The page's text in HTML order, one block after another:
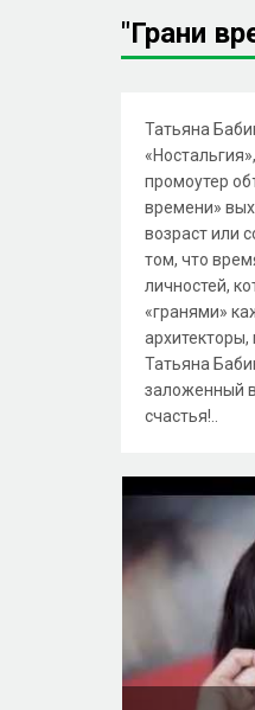
"Грани
Татьяна
промоутер
времени»
возраст или
том, что
личностей,
«гранями»
Татьяна
заложенный
счастья!..